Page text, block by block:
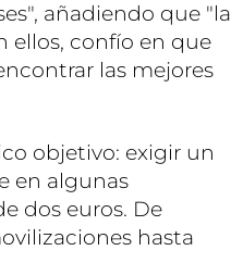
añadiendo que "la
ellos, confío en que
las mejores
objetivo: exigir un
en algunas
dos euros. De
hasta